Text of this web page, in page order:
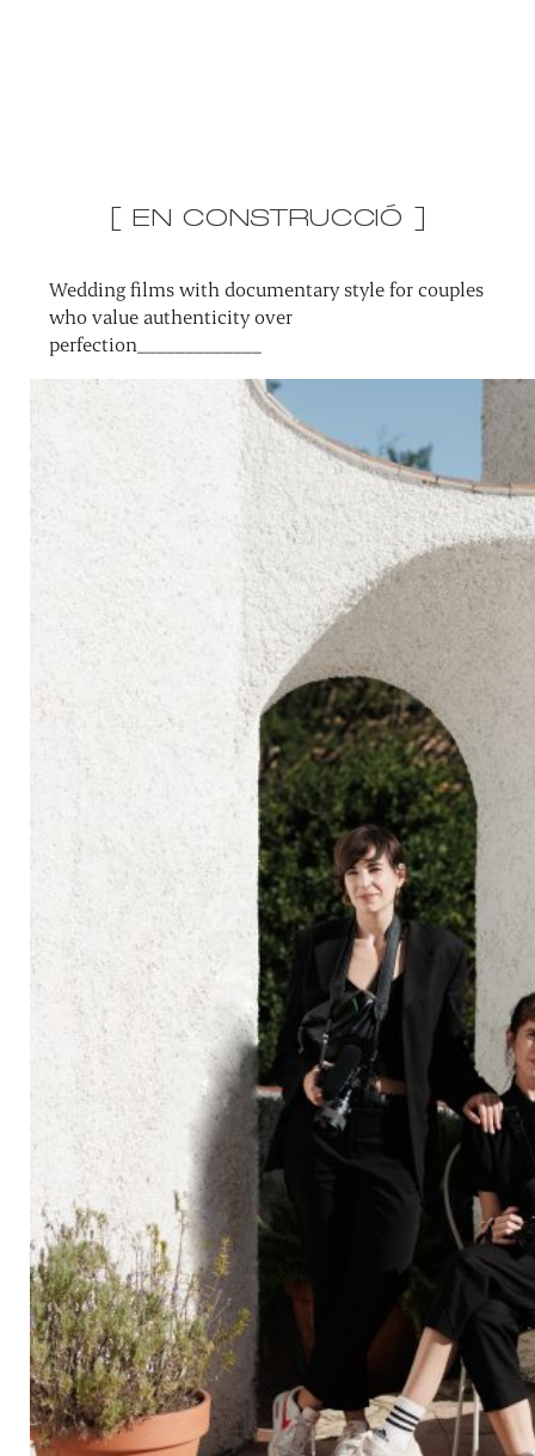
[ EN CONSTRUCCIÓ ]
Wedding films with documentary style for couples
who value authenticity over
perfection_____________